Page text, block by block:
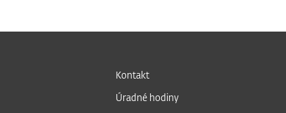
Kontakt
Úradné hodiny